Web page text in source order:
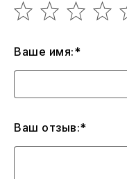
Ваше имя:*
Ваш отзыв:*